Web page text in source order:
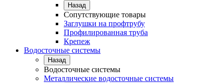
Назад
Сопутствующие товары
Заглушки на профтрубу
Профилированная труба
Крепеж
Водосточные системы
Назад
Водосточные системы
Металлические водосточные системы